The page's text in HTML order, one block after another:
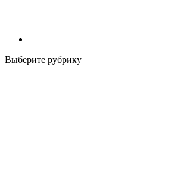
Выберите рубрику